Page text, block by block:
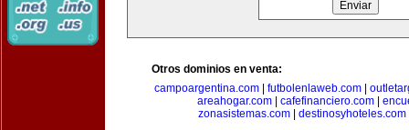
Otros dominios en venta:
campoargentina.com| futbolenlaweb.com|
areahogar.com| cafefinanciero.com|
zonasistemas.com| destinosyhoteles.com